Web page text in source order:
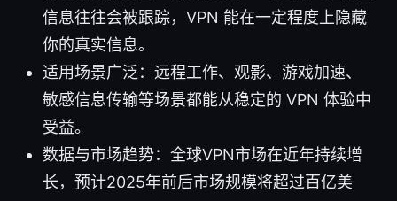
信息往往会被跟踪，VPN 能在一定程度上隐藏
你的真实信息。
适用场景广泛：远程工作、观影、游戏加速、
敏感信息传输等场景都能从稳定的 VPN 体验中
受益。
数据与市场趋势：全球VPN市场在近年持续增
长，预计2025年前后市场规模将超过百亿美